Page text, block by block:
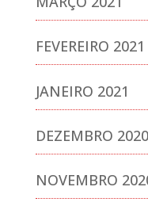
FEVEREIRO 2021
JANEIRO 2021
DEZEMBRO 2020
NOVEMBRO